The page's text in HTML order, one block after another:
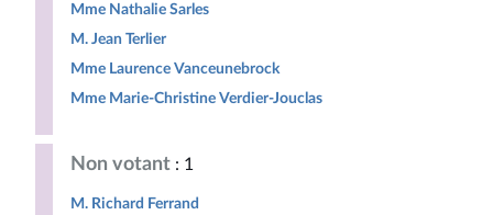
Mme Nathalie Sarles
M. Jean Terlier
Mme Laurence Vanceunebrock
Mme Marie-Christine Verdier-Jouclas
Non votant : 1
M. Richard Ferrand